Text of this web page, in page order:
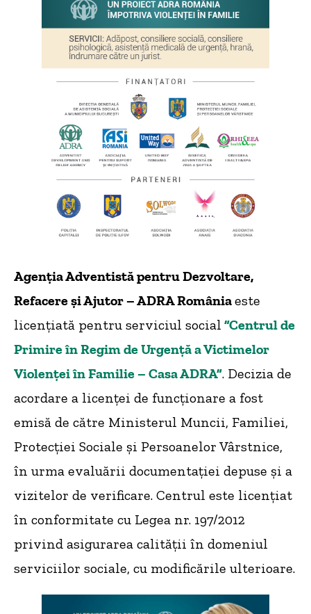
Agenția Adventistă pentru Dezvoltare,
Refacere și Ajutor – ADRA Româniaeste
licențiată pentru serviciul social ”Centrul de
Primire în Regim de Urgență a Victimelor
Violenței în Familie – Casa ADRA”. Decizia de
acordare a licenței de funcționare a fost
emisă de către Ministerul Muncii, Familiei,
Protecției Sociale și Persoanelor Vârstnice,
în urma evaluării documentației depuse și a
vizitelor de verificare. Centrul este licențiat
în conformitate cu Legea nr. 197/2012
privind asigurarea calității în domeniul
serviciilor sociale, cu modificările ulterioare.